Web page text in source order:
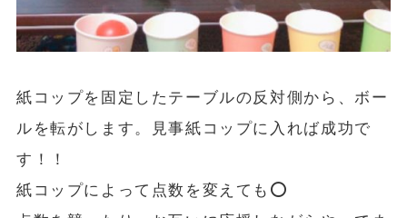
紙コップを固定したテーブルの反対側から、ボー
ルを転がします。見事紙コップに入れば成功で
す！！
紙コップによって点数を変えても⭕️